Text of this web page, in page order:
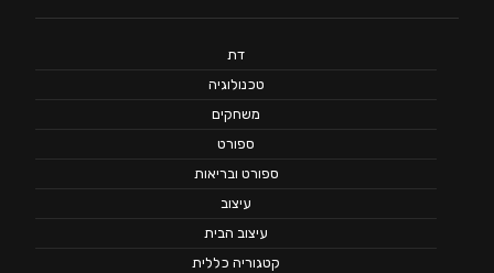
דת
טכנולוגיה
משחקים
ספורט
ספורט ובריאות
עיצוב
עיצוב הבית
קטגוריה כללית